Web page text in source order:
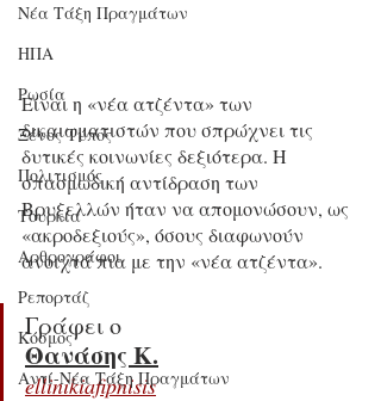
Νέα Τάξη Πραγμάτων
ΗΠΑ
Ρωσία
Ξένος Τύπος
Πολιτισμός
Τουρκία
Αρθρογράφοι
Ρεπορτάζ
Κόσμος
Αντί-Νέα Τάξη Πραγμάτων
Είναι η «νέα ατζέντα» των
δικαιωματιστών που σπρώχνει τις
δυτικές κοινωνίες δεξιότερα. Η
σπασμωδική αντίδραση των
Βρυξελλών ήταν να απομονώσουν, ως
«ακροδεξιούς», όσους διαφωνούν
ανοιχτά πια με την «νέα ατζέντα».
Γράφει ο
Θανάσης Κ.
ellinikiafipnisis